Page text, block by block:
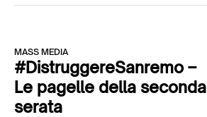
MASS MEDIA
#DistruggereSanremo –
Le pagelle della seconda
serata